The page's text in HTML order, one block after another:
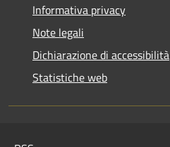
Informativa privacy
Note legali
Dichiarazione di accessibilità
Statistiche web